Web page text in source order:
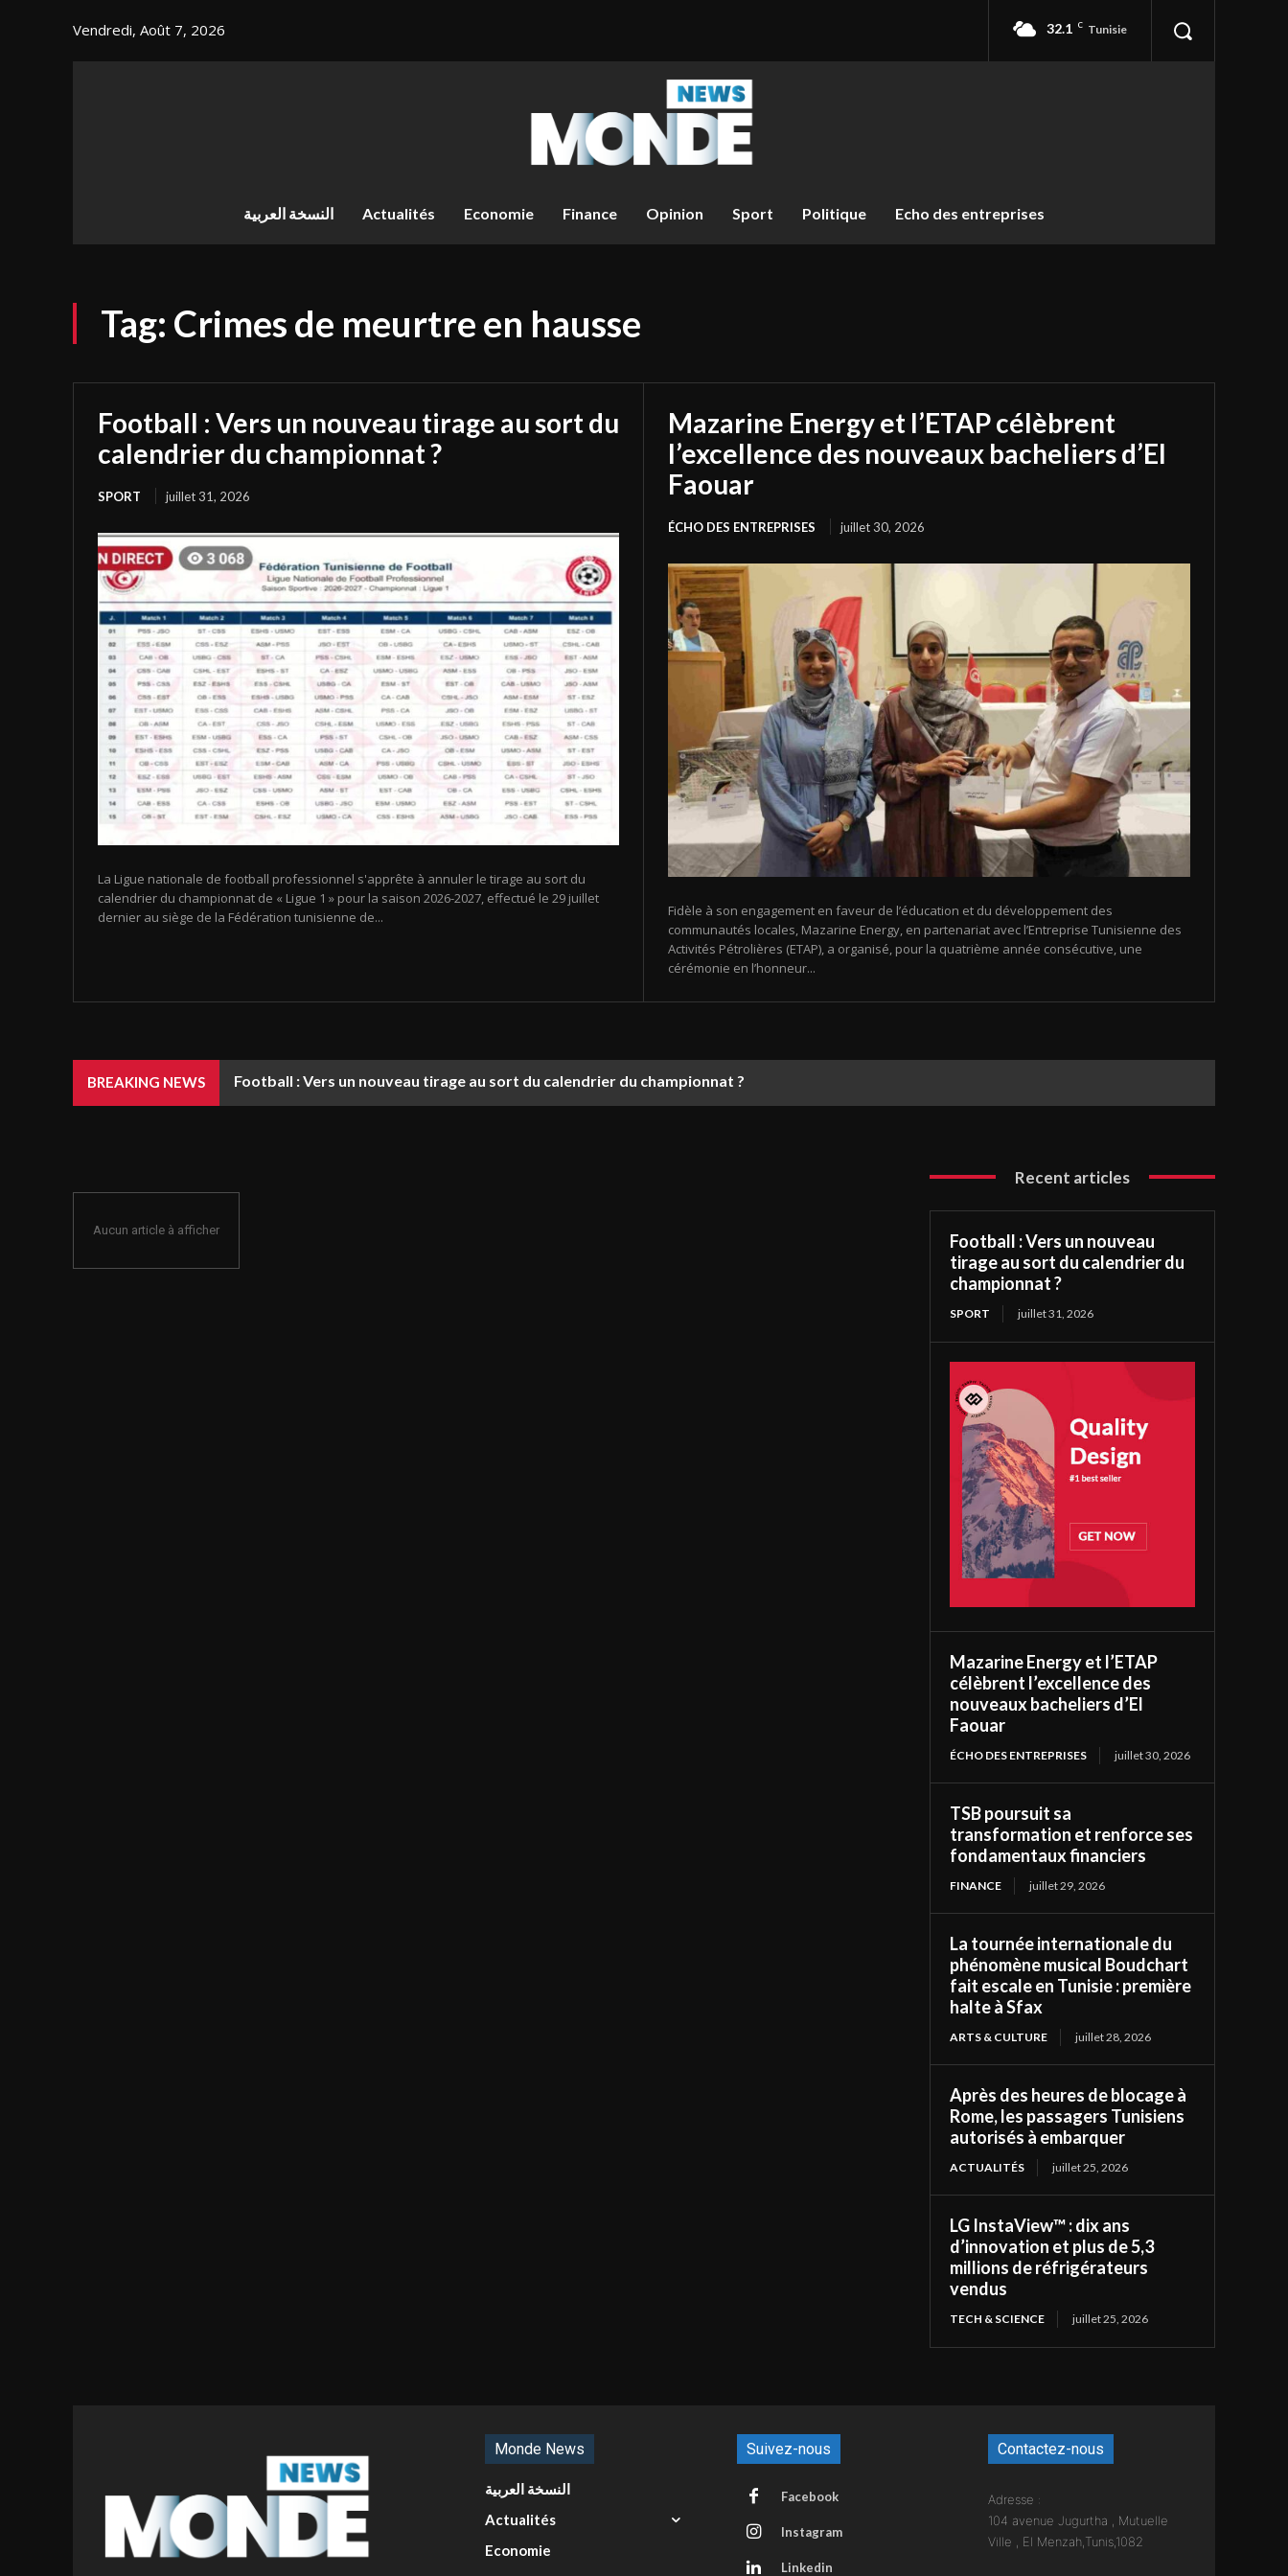
Vendredi, Août 7, 2026 32.1 C Tunisie
النسخة العربية Actualités Economie Finance Opinion Sport Politique Echo des entreprises
Tag: Crimes de meurtre en hausse
Football : Vers un nouveau tirage au sort du
calendrier du championnat ?
SPORT juillet 31, 2026
La Ligue nationale de football professionnel s'apprête à annuler le tirage au sort du
calendrier du championnat de « Ligue 1 » pour la saison 2026-2027, effectué le 29 juillet
dernier au siège de la Fédération tunisienne de...
Mazarine Energy et l’ETAP célèbrent
l’excellence des nouveaux bacheliers d’El
Faouar
ÉCHO DES ENTREPRISES juillet 30, 2026
Fidèle à son engagement en faveur de l’éducation et du développement des
communautés locales, Mazarine Energy, en partenariat avec l’Entreprise Tunisienne des
Activités Pétrolières (ETAP), a organisé, pour la quatrième année consécutive, une
cérémonie en l’honneur...
BREAKING NEWS Football : Vers un nouveau tirage au sort du calendrier du championnat ?
Aucun article à afficher
Recent articles
Football : Vers un nouveau
tirage au sort du calendrier du
championnat ?
SPORT juillet 31, 2026
Mazarine Energy et l’ETAP
célèbrent l’excellence des
nouveaux bacheliers d’El
Faouar
ÉCHO DES ENTREPRISES juillet 30, 2026
TSB poursuit sa
transformation et renforce ses
fondamentaux financiers
FINANCE juillet 29, 2026
La tournée internationale du
phénomène musical Boudchart
fait escale en Tunisie : première
halte à Sfax
ARTS & CULTURE juillet 28, 2026
Après des heures de blocage à
Rome, les passagers Tunisiens
autorisés à embarquer
ACTUALITÉS juillet 25, 2026
LG InstaView™ : dix ans
d’innovation et plus de 5,3
millions de réfrigérateurs
vendus
TECH & SCIENCE juillet 25, 2026
Monde News
النسخة العربية
Actualités
Economie
Suivez-nous
Facebook
Instagram
Linkedin
Contactez-nous
Adresse :
104 avenue Jugurtha , Mutuelle
Ville , El Menzah,Tunis,1082